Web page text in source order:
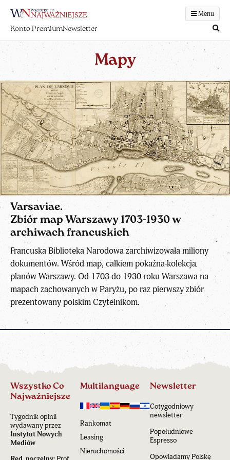
Menu
Konto PremiumNewsletter
Mapy
Varsaviae.
Zbiór map Warszawy 1703-1930 w
archiwach francuskich
Francuska Biblioteka Narodowa zarchiwizowała miliony
dokumentów. Wśród map, całkiem pokaźna kolekcja
planów Warszawy. Od 1703 do 1930 roku Warszawa na
mapach zachowanych w Paryżu, po raz pierwszy zbiór
prezentowany polskim Czytelnikom.
Wszystko Co
Najważniejsze
Tygodnik opinii
wydawany przez
Instytut Nowych
Mediów
Multilanguage
Rankomat
Leasing
Nieruchomości
Newsletter
Cotygodniowy
newsletter
Popołudniowe
Espresso
Opowiadamy Polskę